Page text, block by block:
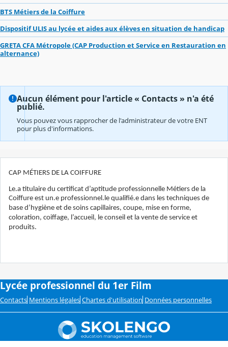
BTS Métiers de la Coiffure
Dispositif ULIS au lycée et aides aux élèves en situation de handicap
GRETA CFA Métropole (CAP Production et Service en Restauration en
alternance)
Aucun élément pour l'article « Contacts » n'a été
publié.
Vous pouvez vous rapprocher de l'administrateur de votre ENT
pour plus d'informations.
CAP MÉTIERS DE LA COIFFURE
Le.a titulaire du certificat d’aptitude professionnelle Métiers de la
Coiffure est un.e professionnel.le qualifié.e dans les techniques de
base d’hygiène et de soins capillaires, coupe, mise en forme,
coloration, coiffage, l’accueil, le conseil et la vente de service et
produits.
Lycée professionnel du 1er Film
Contacts Mentions légales Chartes d'utilisation Données personnelles